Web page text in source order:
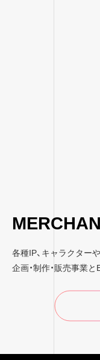
各種IP、キャラクター
企画・制作・販売事業